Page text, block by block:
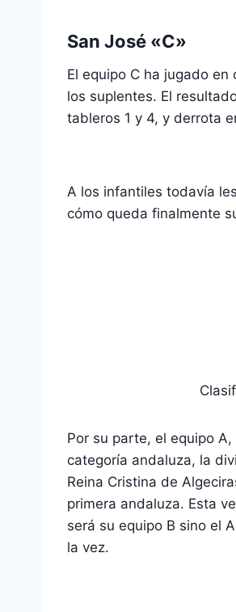
San José «C»
El equipo C ha jugado
los suplentes. El
tableros 1 y 4, y derrota
A los infantiles todavía
cómo queda finalmente
Por su parte, el equipo
categoría andaluza, la
Reina Cristina de
primera andaluza. Esta
será su equipo B sino el
la vez.